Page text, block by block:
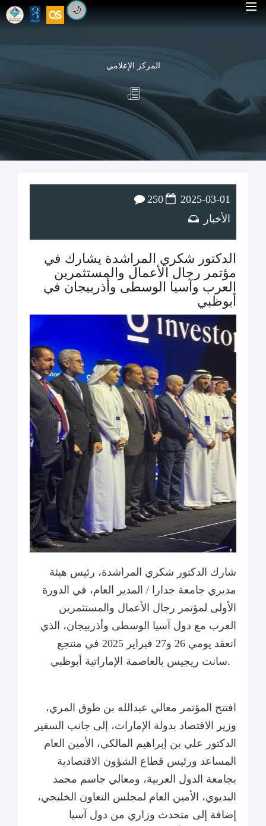
🌙
المركز الإعلامي
2025-03-01
الأخبار
250
الدكتور شكري المراشدة يشارك في
مؤتمر رجال الأعمال والمستثمرين
العرب وآسيا الوسطى وأذربيجان في
أبوظبي
شارك الدكتور شكري المراشدة، رئيس هيئة
مديري جامعة جدارا / المدير العام، في الدورة
الأولى لمؤتمر رجال الأعمال والمستثمرين
العرب مع دول آسيا الوسطى وأذربيجان، الذي
انعقد يومي 26 و27 فبراير 2025 في منتجع
سانت ريجيس بالعاصمة الإماراتية أبوظبي.
افتتح المؤتمر معالي عبدالله بن طوق المري،
وزير الاقتصاد بدولة الإمارات، إلى جانب السفير
الدكتور علي بن إبراهيم المالكي، الأمين العام
المساعد ورئيس قطاع الشؤون الاقتصادية
بجامعة الدول العربية، ومعالي جاسم محمد
البديوي، الأمين العام لمجلس التعاون الخليجي،
إضافة إلى متحدث وزاري من دول آسيا